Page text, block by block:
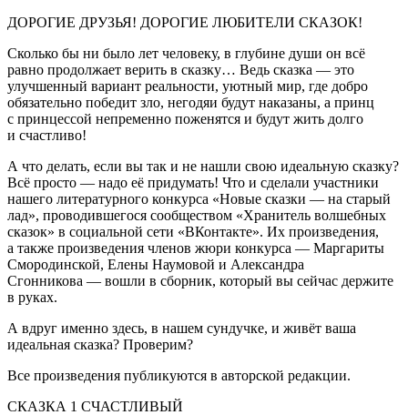
ДОРОГИЕ ДРУЗЬЯ! ДОРОГИЕ ЛЮБИТЕЛИ СКАЗОК!
Сколько бы ни было лет человеку, в глубине души он всё
равно продолжает верить в сказку… Ведь сказка — это
улучшенный вариант реальности, уютный мир, где добро
обязательно победит зло, негодяи будут наказаны, а принц
с принцессой непременно поженятся и будут жить долго
и счастливо!
А что делать, если вы так и не нашли свою идеальную сказку?
Всё просто — надо её придумать! Что и сделали участники
нашего литературного конкурса «Новые сказки — на старый
лад», проводившегося сообществом «Хранитель волшебных
сказок» в социальной сети «ВКонтакте». Их произведения,
а также произведения членов жюри конкурса — Маргариты
Смородинской, Елены Наумовой и Александра
Сгонникова — вошли в сборник, который вы сейчас держите
в руках.
А вдруг именно здесь, в нашем сундучке, и живёт ваша
идеальная сказка? Проверим?
Все произведения публикуются в авторской редакции.
СКАЗКА 1 СЧАСТЛИВЫЙ